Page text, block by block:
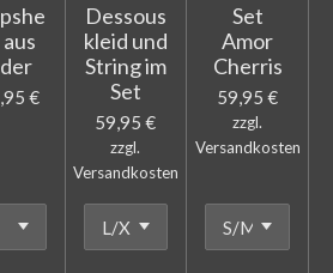
€
Dessous
kleid und
String im
Set
59,95 €
zzgl.
Versandkosten
Set
Amor
Cherris
59,95 €
zzgl.
Versandkosten